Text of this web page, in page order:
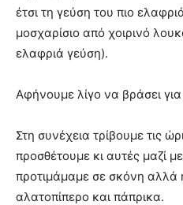
έτσι τη γεύση του πιο
μοσχαρίσιο από χοιρινό
ελαφριά γεύση).
Αφήνουμε λίγο να βράσει
Στη συνέχεια τρίβουμε τις
προσθέτουμε κι αυτές μαζί
προτιμάμαμε σε σκόνη αλλά
αλατοπίπερο και πάπρικα.